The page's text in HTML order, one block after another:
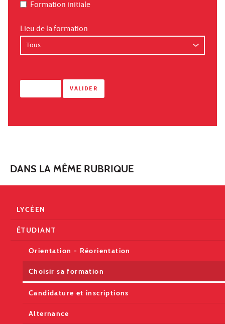
Formation initiale
Lieu de la formation
DANS LA MÊME RUBRIQUE
LYCÉEN
ÉTUDIANT
Orientation - Réorientation
Choisir sa formation
Candidature et inscriptions
Alternance